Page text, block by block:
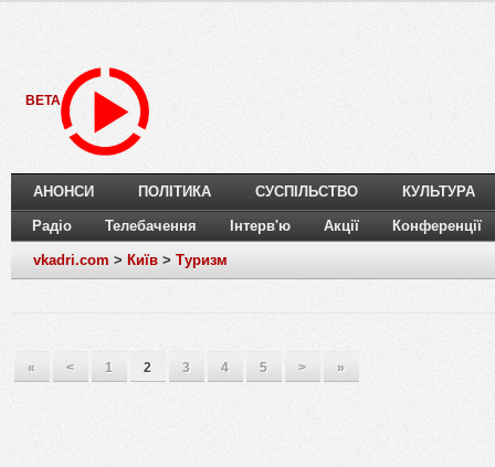
BETA
АНОНСИ ПОЛІТИКА СУСПІЛЬСТВО КУЛЬТУРА
Радіо Телебачення Інтерв'ю Акції Конференції
vkadri.com > Київ > Туризм
« < 1 2 3 4 5 > »